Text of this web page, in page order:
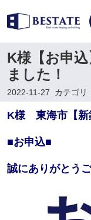
K様【お申
ました！
2022-11-27 カテゴリ
K様 東海市【新
■お申込■
誠にありがとう